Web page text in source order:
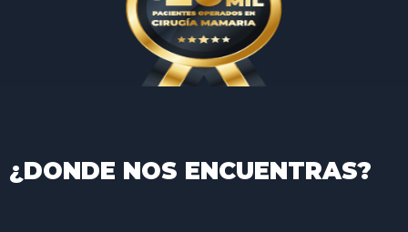
¿DONDE NOS ENCUENTRAS?